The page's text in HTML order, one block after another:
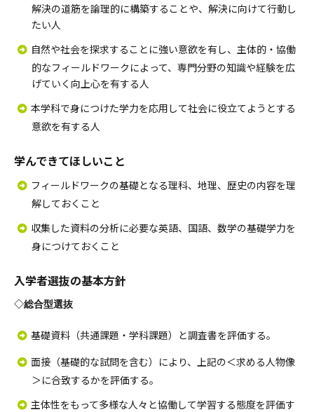
解決の道筋を論理的に構築することや、解決に向けて行動し
たい人
自然や社会を探求することに強い意欲を有し、主体的・協働
的なフィールドワークによって、専門分野の知識や経験を広
げていく向上心を有する人
本学科で身につけた学力を応用して社会に役立てようとする
意欲を有する人
学んできてほしいこと
フィールドワークの基礎となる理科、地理、歴史の内容を理
解しておくこと
収集した資料の分析に必要な英語、国語、数学の基礎学力を
身につけておくこと
入学者選抜の基本方針
◇総合型選抜
基礎資料（共通課題・学科課題）と調査書を評価する。
面接（基礎的な試問を含む）により、上記の＜求める人物像
＞に合致するかを評価する。
主体性をもって多様な人々と協働して学習する態度を評価す